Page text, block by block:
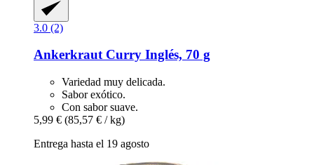
3.0 (2)
AnkerkrautCurry Inglés, 70 g
Variedad muy delicada.
Sabor exótico.
Con sabor suave.
5,99 € (85,57 € / kg)
Entrega hasta el 19 agosto